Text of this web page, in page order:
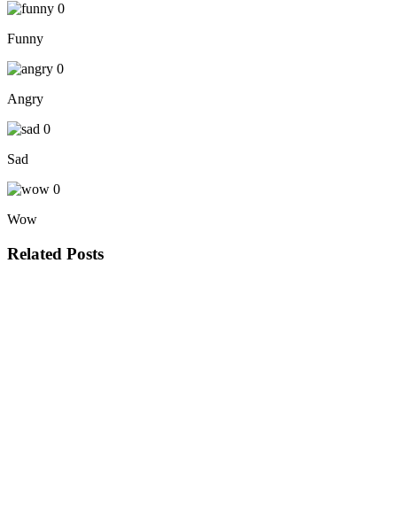
0
Funny
0
Angry
0
Sad
0
Wow
Related Posts